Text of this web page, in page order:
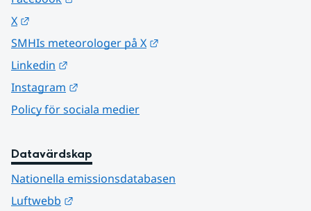
X
SMHIs meteorologer på X
Linkedin
Instagram
Policy för sociala medier
Datavärdskap
Nationella emissionsdatabasen
Luftwebb